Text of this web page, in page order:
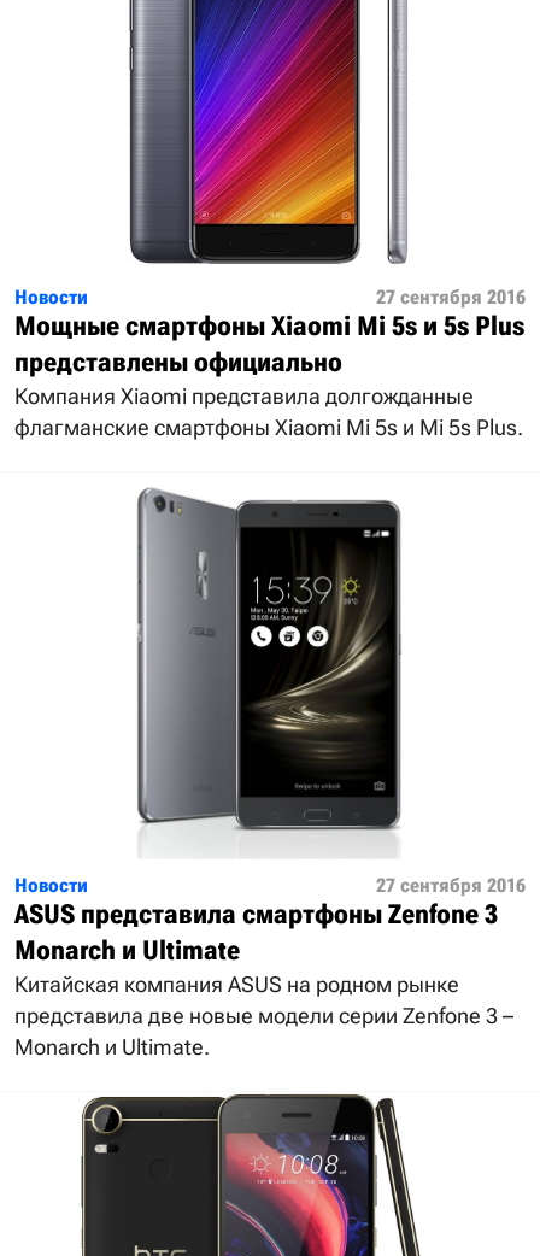
Новости 27 сентября 2016
Мощные смартфоны Xiaomi Mi 5s и 5s Plus
представлены официально
Компания Xiaomi представила долгожданные
флагманские смартфоны Xiaomi Mi 5s и Mi 5s Plus.
Новости 27 сентября 2016
ASUS представила смартфоны Zenfone 3
Monarch и Ultimate
Китайская компания ASUS на родном рынке
представила две новые модели серии Zenfone 3 –
Monarch и Ultimate.